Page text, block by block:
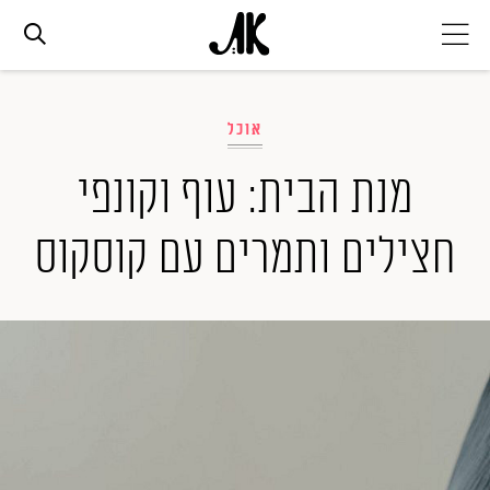
אופנה
ביוטי
אוכל
מנת הבית: עוף וקונפי
חצילים ותמרים עם קוסקוס